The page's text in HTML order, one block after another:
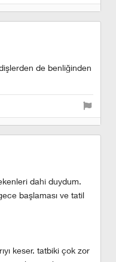
de benliğinden
dahi duydum.
başlaması ve tatil
keser. tatbiki çok zor